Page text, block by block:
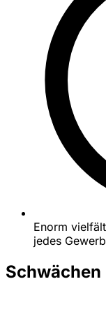
Enorm
jedes
Schwächen